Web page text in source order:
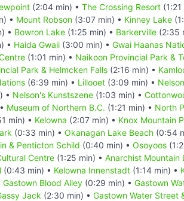
(2:04 min) • The Crossing Resort (1:21
• Mount Robson (3:07 min) • Kinney Lake
• Bowron Lake (1:25 min) • Barkerville (2:35
• Haida Gwaii (3:00 min) • Gwai Haanas
(1:01 min) • Naikoon Provincial Park &
Park & Helmcken Falls (2:16 min) •
(6:39 min) • Lillooet (3:09 min) • Nelson
• Nelson's Kunstszene (1:03 min) •
Museum of Northern B.C. (1:21 min) • North
min) • Kelowna (2:07 min) • Knox Mountain
(0:33 min) • Okanagan Lake Beach (0:54
& Penticton Schild (0:40 min) • Osoyoos
Centre (1:25 min) • Anarchist Mountain
(0:43 min) • Kelowna Innenstadt (1:14 min) •
Gastown Blood Alley (0:29 min) • Gastown
Jack (2:30 min) • Gastown Water Street